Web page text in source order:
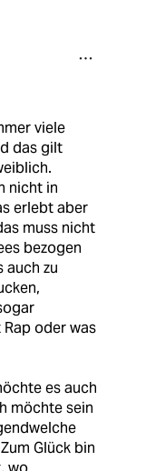
viele
das gilt
nicht in
erlebt aber
muss nicht
bezogen
auch zu
oder was
es auch
möchte sein
Glück bin